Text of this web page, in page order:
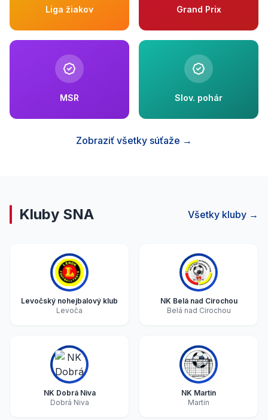
Liga žiakov Grand Prix
MSR Slov. pohár
Zobraziť všetky súťaže →
Kluby SNA Všetky kluby →
Levočský nohejbalový klub
Levoča
NK Belá nad Cirochou
Belá nad Cirochou
NK Dobrá Niva
Dobrá Niva
NK Martin
Martin